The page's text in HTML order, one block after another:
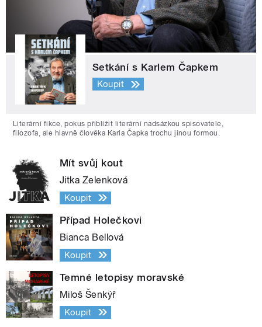
Setkání s Karlem Čapkem
Koupit
Literární fikce, pokus přiblížit literární nadsázkou spisovatele,
filozofa, ale hlavně člověka Karla Čapka trochu jinou formou.
Mít svůj kout
Jitka Zelenková
Koupit
Případ Holečkovi
Bianca Bellová
Koupit
Temné letopisy moravské
Miloš Šenkýř
Koupit